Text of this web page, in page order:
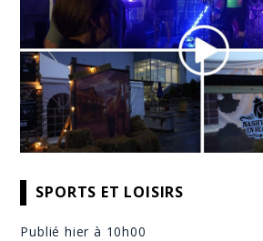
SPORTS ET LOISIRS
Publié hier à 10h00